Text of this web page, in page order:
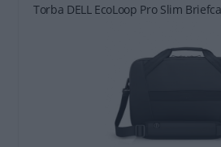
Torba DELL EcoLoop Pro Slim